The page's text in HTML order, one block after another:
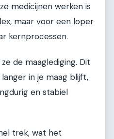
medicijnen werken is
maar voor een loper
kernprocessen.
de maaglediging. Dit
in je maag blijft,
en stabiel
trek, wat het